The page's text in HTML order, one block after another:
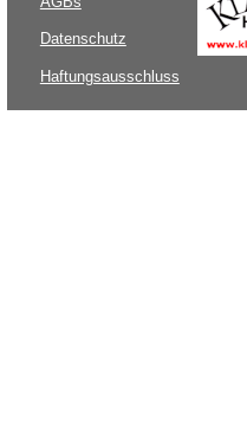
Datenschutz
Haftungsausschluss